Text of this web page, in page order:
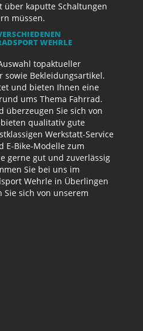
über kaputte Schaltungen
müssen.
F
WEHRLE
topaktueller
sowie Bekleidungsartikel.
und bieten Ihnen eine
ums Thema Fahrrad.
überzeugen Sie sich von
qualitativ gute
Werkstatt-Service
E-Bike-Modelle zum
gerne gut und zuverlässig
Sie bei uns im
Wehrle in Überlingen
sich von unserem